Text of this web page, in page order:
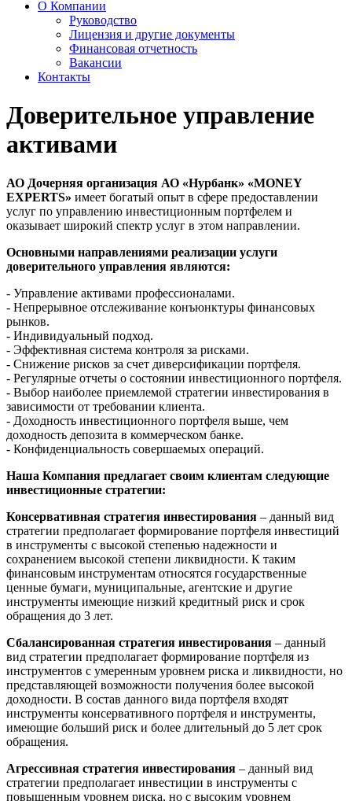
О Компании
Руководство
Лицензия и другие документы
Финансовая отчетность
Вакансии
Контакты
Доверительное управление
активами
АО Дочерняя организация АО «Нурбанк» «MONEY
EXPERTS» имеет богатый опыт в сфере предоставлении
услуг по управлению инвестиционным портфелем и
оказывает широкий спектр услуг в этом направлении.
Основными направлениями реализации услуги
доверительного управления являются:
- Управление активами профессионалами.
- Непрерывное отслеживание конъюнктуры финансовых
рынков.
- Индивидуальный подход.
- Эффективная система контроля за рисками.
- Снижение рисков за счет диверсификации портфеля.
- Регулярные отчеты о состоянии инвестиционного портфеля.
- Выбор наиболее приемлемой стратегии инвестирования в
зависимости от требовании клиента.
- Доходность инвестиционного портфеля выше, чем
доходность депозита в коммерческом банке.
- Конфиденциальность совершаемых операций.
Наша Компания предлагает своим клиентам следующие
инвестиционные стратегии:
Консервативная стратегия инвестирования – данный вид
стратегии предполагает формирование портфеля инвестиций
в инструменты с высокой степенью надежности и
сохранением высокой степени ликвидности. К таким
финансовым инструментам относятся государственные
ценные бумаги, муниципальные, агентские и другие
инструменты имеющие низкий кредитный риск и срок
обращения до 3 лет.
Сбалансированная стратегия инвестирования – данный
вид стратегии предполагает формирование портфеля из
инструментов с умеренным уровнем риска и ликвидности, но
представляющей возможности получения более высокой
доходности. В состав данного вида портфеля входят
инструменты консервативного портфеля и инструменты,
имеющие больший риск и более длительный до 5 лет срок
обращения.
Агрессивная стратегия инвестирования – данный вид
стратегии предполагает инвестиции в инструменты с
повышенным уровнем риска, но с высоким уровнем